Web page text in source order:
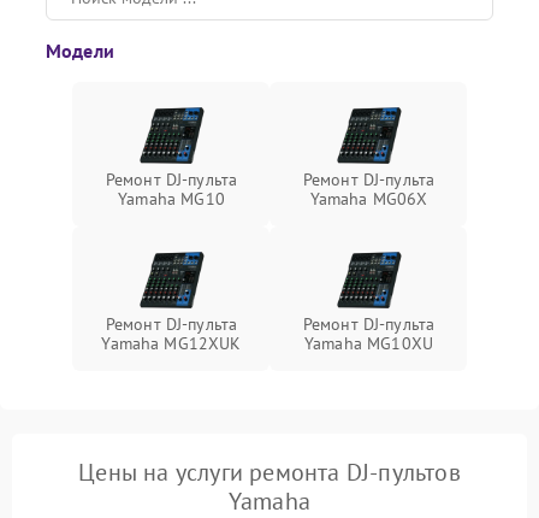
Модели
Ремонт DJ-пульта
Yamaha MG10
Ремонт DJ-пульта
Yamaha MG06X
Ремонт DJ-пульта
Yamaha MG12XUK
Ремонт DJ-пульта
Yamaha MG10XU
Цены на услуги ремонта DJ-пультов
Yamaha